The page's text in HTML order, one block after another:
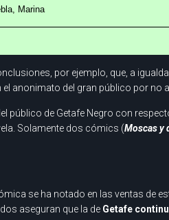
Marina
por ejemplo, que, a
anonimato del gran público por
público de Getafe Negro con
Solamente dos cómics (Moscas y
se ha notado en las ventas de
aseguran que la de Getafe